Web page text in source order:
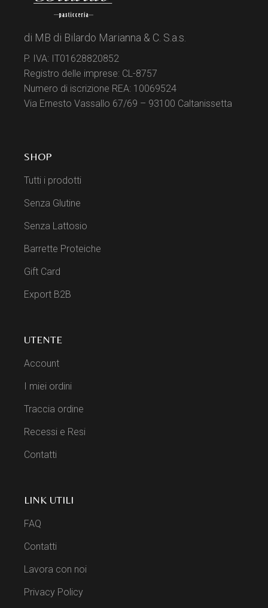
di MB di Bilardo Marianna & C. S.a.s.
P. IVA: IT01628820852
Registro delle imprese: CL-8757
Numero di iscrizione REA: 10069524
Via Ernesto Vassallo 67/69 – 93100 Caltanissetta
SHOP
Tutti i prodotti
Senza Glutine
Senza Lattosio
Barrette Proteiche
Gift Card
Export B2B
UTENTE
Account
I miei ordini
Traccia ordine
Recessi e Resi
Contatti
LINK UTILI
FAQ
Contatti
Lavora con noi
Privacy Policy